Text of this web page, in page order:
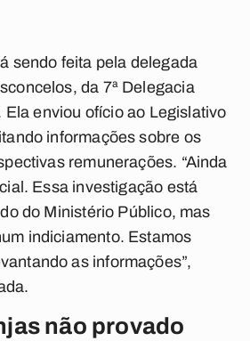
sendo feita pela delegada
da 7ª Delegacia
Ela enviou ofício ao Legislativo
informações sobre os
remunerações. “Ainda
Essa investigação está
do Ministério Público, mas
indiciamento. Estamos
as informações”,
não provado